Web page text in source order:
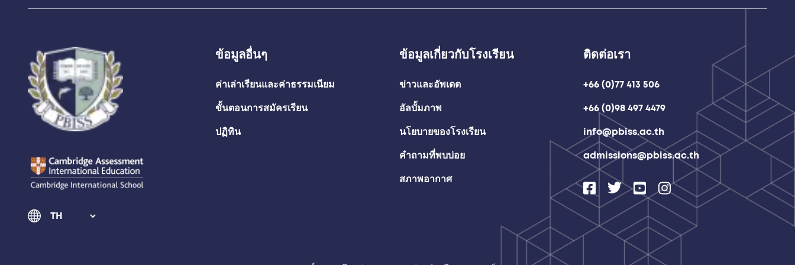
ข้อมูลอื่นๆ
ค่าเล่าเรียนและค่าธรรมเนียม
ขั้นตอนการสมัครเรียน
ปฏิทิน
ข้อมูลเกี่ยวกับโรงเรียน
ข่าวและอัพเดต
อัลบั้มภาพ
นโยบายของโรงเรียน
คำถามที่พบบ่อย
สภาพอากาศ
ติดต่อเรา
+66 (0)77 413 506
+66 (0)98 497 4479
info@pbiss.ac.th
admissions@pbiss.ac.th